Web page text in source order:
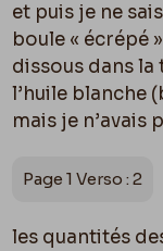
et puis je ne
boule « écrépé
dissous dans la
l’huile blanche
mais je n’avais
Page 1 Verso : 2
les quantités